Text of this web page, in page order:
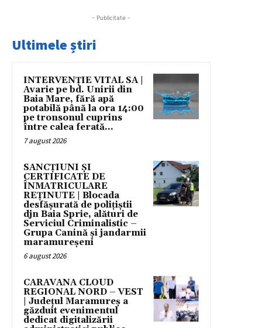
- Publicitate -
Ultimele știri
INTERVENȚIE VITAL SA |
Avarie pe bd. Unirii din
Baia Mare, fără apă
potabilă până la ora 14:00
pe tronsonul cuprins
între calea ferată...
7 august 2026
SANCȚIUNI ȘI
CERTIFICATE DE
ÎNMATRICULARE
REȚINUTE | Blocada
desfășurată de polițiștii
djn Baia Sprie, alături de
Serviciul Criminalistic –
Grupa Canină și jandarmii
maramureșeni
6 august 2026
CARAVANA CLOUD
REGIONAL NORD – VEST
| Județul Maramureș a
găzduit evenimentul
dedicat digitalizării